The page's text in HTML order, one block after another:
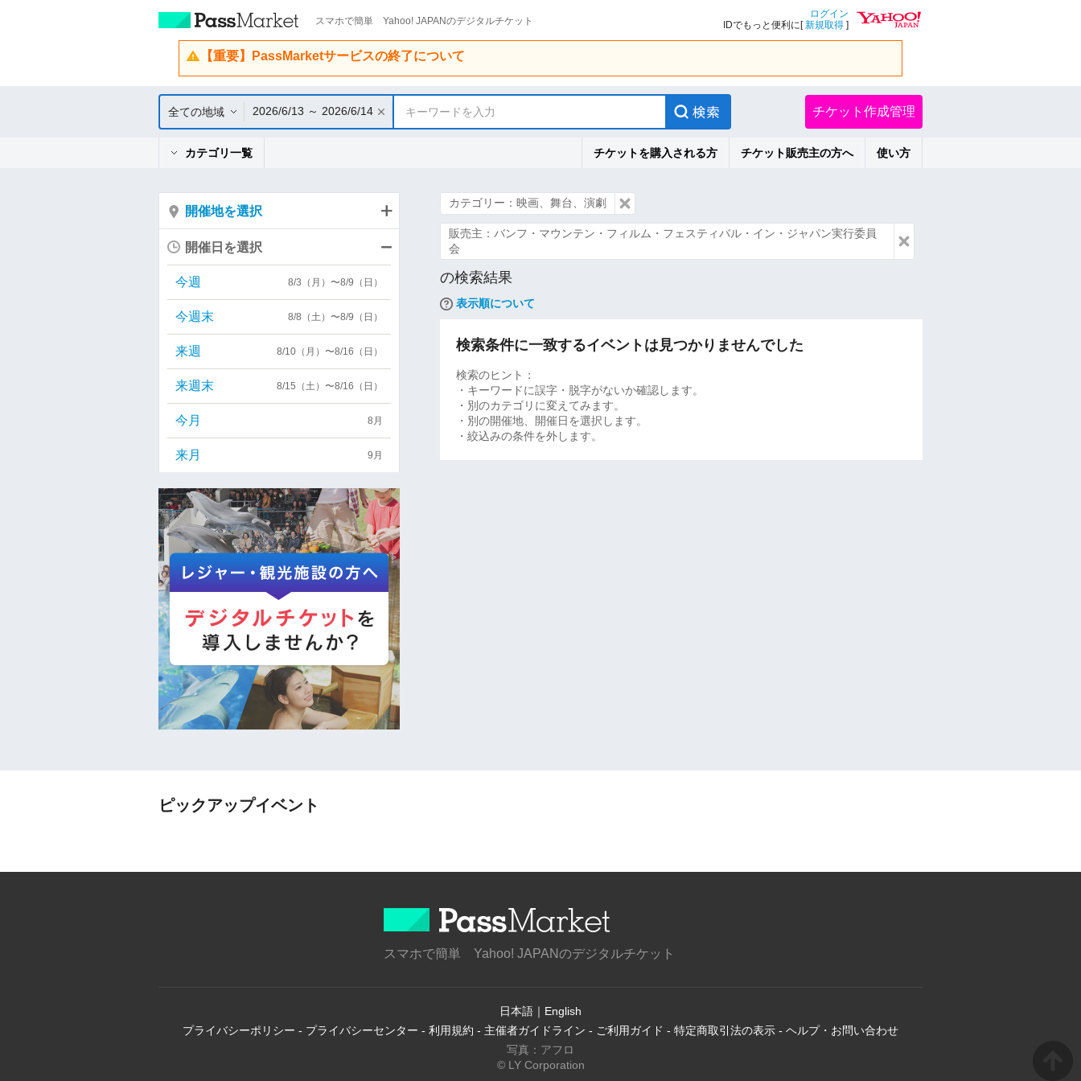
スマホで簡単 Yahoo! JAPANのデジタルチケット
ログイン
IDでもっと便利に[新規取得 ]
【重要】PassMarketサービスの終了について
全ての地域 2026/6/13 ～ 2026/6/14 キーワードを入力 チケット作成管理
カテゴリ一覧 チケットを購入される方 チケット販売主の方へ 使い方
カテゴリー：映画、舞台、演劇
販売主：バンフ・マウンテン・フィルム・フェスティバル・イン・ジャパン実行委員
会
の検索結果
表示順について
検索条件に一致するイベントは見つかりませんでした
検索のヒント：
・キーワードに誤字・脱字がないか確認します。
・別のカテゴリに変えてみます。
・別の開催地、開催日を選択します。
・絞込みの条件を外します。
開催地を選択
開催日を選択
今週 8/3（月）〜8/9（日）
今週末 8/8（土）〜8/9（日）
来週 8/10（月）〜8/16（日）
来週末 8/15（土）〜8/16（日）
今月 8月
来月 9月
ピックアップイベント
スマホで簡単 Yahoo! JAPANのデジタルチケット
日本語 ｜ English
プライバシーポリシー - プライバシーセンター - 利用規約 - 主催者ガイドライン - ご利用ガイド - 特定商取引法の表示 - ヘルプ・お問い合わせ
写真：アフロ
© LY Corporation